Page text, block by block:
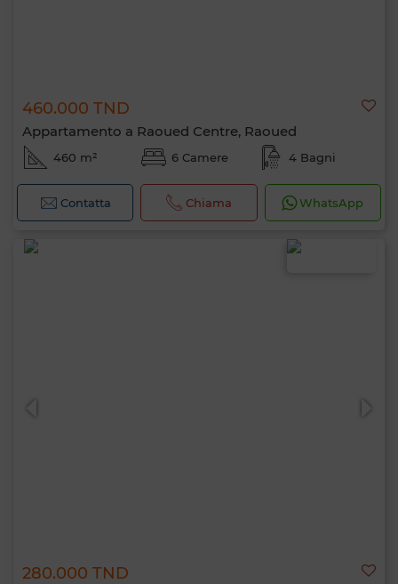
460.000 TND
Appartamento a Raoued Centre, Raoued
460 m² 6 Camere 4 Bagni
Contatta Chiama WhatsApp
280.000 TND